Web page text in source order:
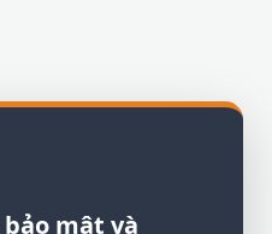
mật và